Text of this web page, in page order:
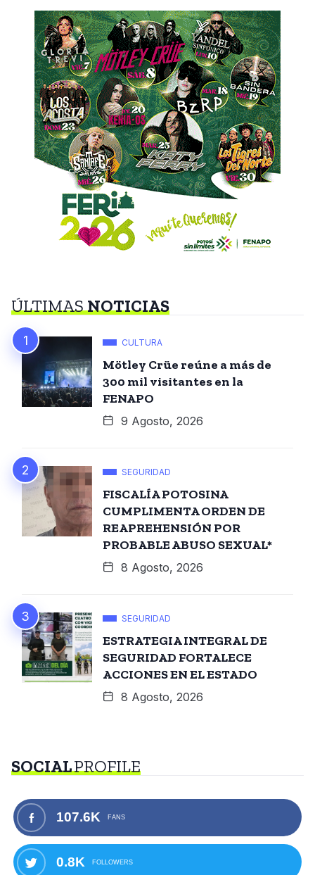
ÚLTIMASNOTICIAS
CULTURA
Mötley Crüe reúne a más de
300 mil visitantes en la
FENAPO
9 Agosto, 2026
SEGURIDAD
FISCALÍA POTOSINA
CUMPLIMENTA ORDEN DE
REAPREHENSIÓN POR
PROBABLE ABUSO SEXUAL*
8 Agosto, 2026
SEGURIDAD
ESTRATEGIA INTEGRAL DE
SEGURIDAD FORTALECE
ACCIONES EN EL ESTADO
8 Agosto, 2026
SOCIALPROFILE
107.6K FANS
0.8K FOLLOWERS